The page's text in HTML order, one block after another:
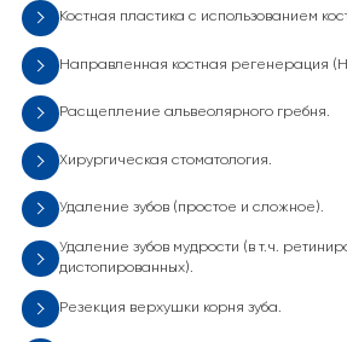
Костная пластика с использованием
Направленная костная регенерация
Расщепление альвеолярного гребня.
Хирургическая стоматология.
Удаление зубов (простое и сложное).
Удаление зубов мудрости (в т.ч.
дистопированных).
Резекция верхушки корня зуба.